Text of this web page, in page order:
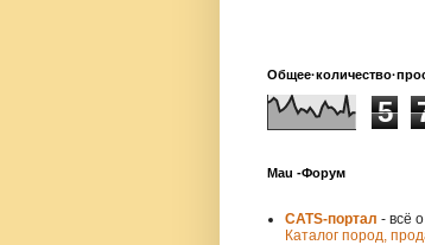
5
Mau -Форум
CATS-портал - всё
Каталог пород,